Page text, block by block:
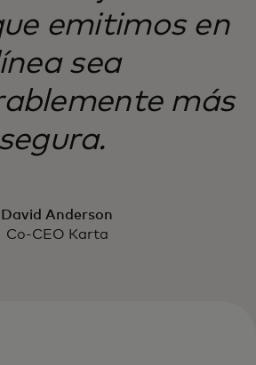
emitimos en
sea
más
segura.
David Anderson
Co-CEO Karta